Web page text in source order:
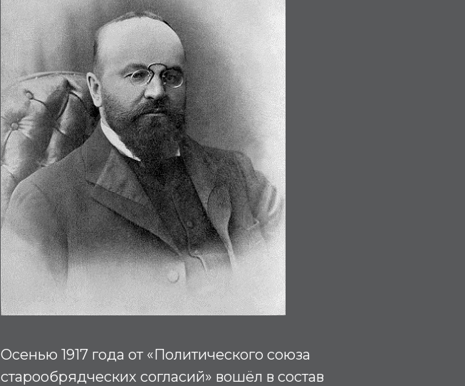
Осенью 1917 года от «Политического союза
старообрядческих согласий» вошёл в состав